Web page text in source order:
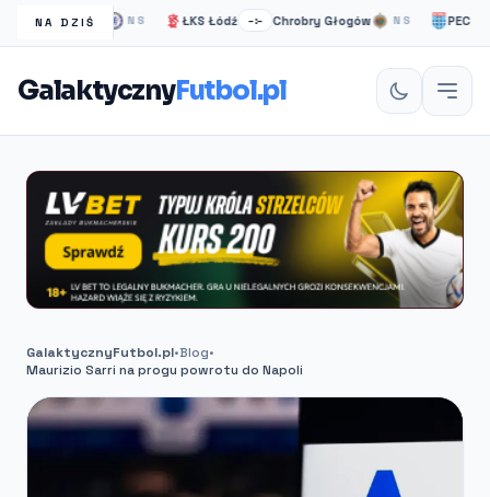
NA DZIŚ
Londyn NS ŁKS Łódź –:– Chrobry Głogów NS PEC Zwolle
GalaktycznyFutbol.pl
GalaktycznyFutbol.pl•Blog•
Maurizio Sarri na progu powrotu do Napoli